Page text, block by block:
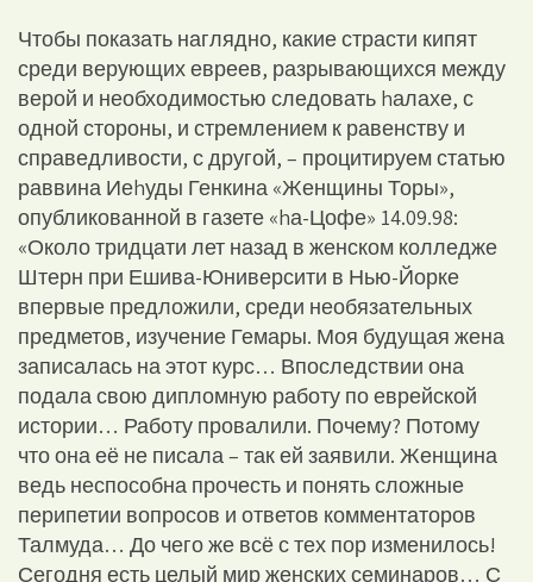
Чтобы показать наглядно, какие страсти кипят
среди верующих евреев, разрывающихся между
верой и необходимостью следовать hалахе, с
одной стороны, и стремлением к равенству и
справедливости, с другой, – процитируем статью
раввина Иеhуды Генкина «Женщины Торы»,
опубликованной в газете «hа-Цофе» 14.09.98:
«Около тридцати лет назад в женском колледже
Штерн при Ешива-Юниверсити в Нью-Йорке
впервые предложили, среди необязательных
предметов, изучение Гемары. Моя будущая жена
записалась на этот курс… Впоследствии она
подала свою дипломную работу по еврейской
истории… Работу провалили. Почему? Потому
что она её не писала – так ей заявили. Женщина
ведь неспособна прочесть и понять сложные
перипетии вопросов и ответов комментаторов
Талмуда… До чего же всё с тех пор изменилось!
Сегодня есть целый мир женских семинаров… С